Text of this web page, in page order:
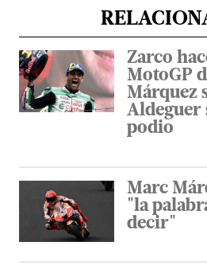
Zarco
MotoGP
Márquez
Aldeguer
podio
Marc
"la
decir"